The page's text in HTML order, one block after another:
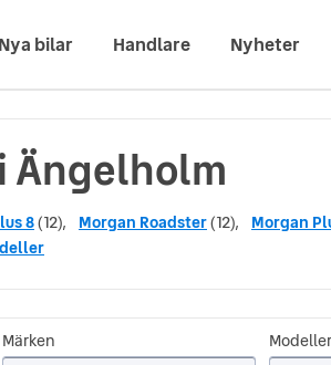
Nya bilar Handlare Nyheter
Ängelholm
8(12), Morgan Roadster(12), Morgan
Märken
Modeller